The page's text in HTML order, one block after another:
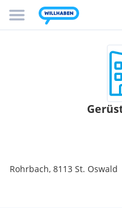
Rohrbach, 8113 St. Oswald